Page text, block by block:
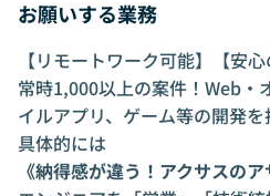
お願いする業務
【リモートワーク可能】【安
常時1,000以上の案件！Web・
イルアプリ、ゲーム等の開発
具体的には
《納得感が違う！アクサスのア